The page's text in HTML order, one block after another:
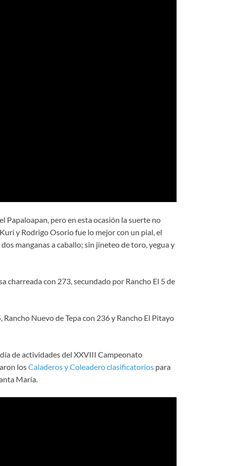
Papaloapan, pero en esta ocasión la suerte no
y Rodrigo Osorio fue lo mejor con un pial, el
manganas a caballo; sin jineteo de toro, yegua y
charreada con 273, secundado por Rancho El 5 de
Nuevo de Tepa con 236 y Rancho El Pitayo
de actividades del XXVIII Campeonato
losCaladeros y Coleadero clasificatorios para
María.